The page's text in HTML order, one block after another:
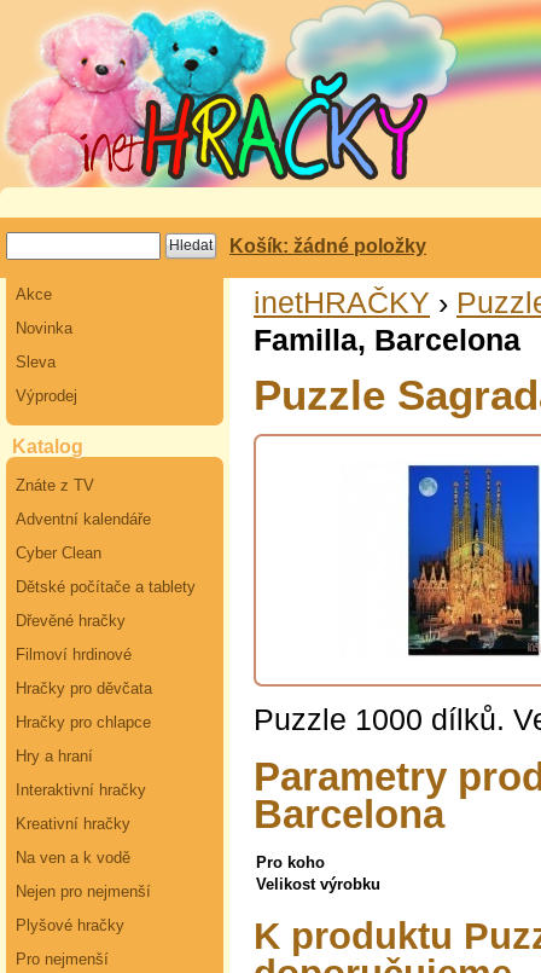
Košík: žádné položky
Akce
Novinka
Sleva
Výprodej
Katalog
Znáte z TV
Adventní kalendáře
Cyber Clean
Dětské počítače a tablety
Dřevěné hračky
Filmoví hrdinové
Hračky pro děvčata
Hračky pro chlapce
Hry a hraní
Interaktivní hračky
Kreativní hračky
Na ven a k vodě
Nejen pro nejmenší
Plyšové hračky
Pro nejmenší
inetHRAČKY ›
Familla, Barcelona
Puzzle
Puzzle 1000 dílků.
Parametry
Barcelona
Pro koho
Velikost výrobku
K produktu